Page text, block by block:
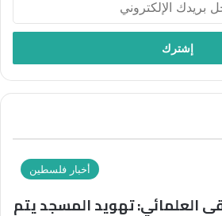
أخبار فلسطين
العلمائي: تهويد المسجد يتم